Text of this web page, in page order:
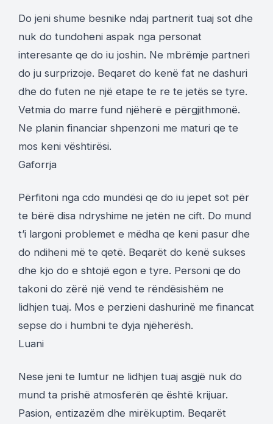
Do jeni shume besnike ndaj partnerit tuaj sot dhe
nuk do tundoheni aspak nga personat
interesante qe do iu joshin. Ne mbrëmje partneri
do ju surprizoje. Beqaret do kenë fat ne dashuri
dhe do futen ne një etape te re te jetës se tyre.
Vetmia do marre fund njëherë e përgjithmonë.
Ne planin financiar shpenzoni me maturi qe te
mos keni vështirësi.
Gaforrja
Përfitoni nga cdo mundësi qe do iu jepet sot për
te bërë disa ndryshime ne jetën ne cift. Do mund
t’i largoni problemet e mëdha qe keni pasur dhe
do ndiheni më te qetë. Beqarët do kenë sukses
dhe kjo do e shtojë egon e tyre. Personi qe do
takoni do zërë një vend te rëndësishëm ne
lidhjen tuaj. Mos e perzieni dashurinë me financat
sepse do i humbni te dyja njëherësh.
Luani
Nese jeni te lumtur ne lidhjen tuaj asgjë nuk do
mund ta prishë atmosferën qe është krijuar.
Pasion, entizazëm dhe mirëkuptim. Beqarët